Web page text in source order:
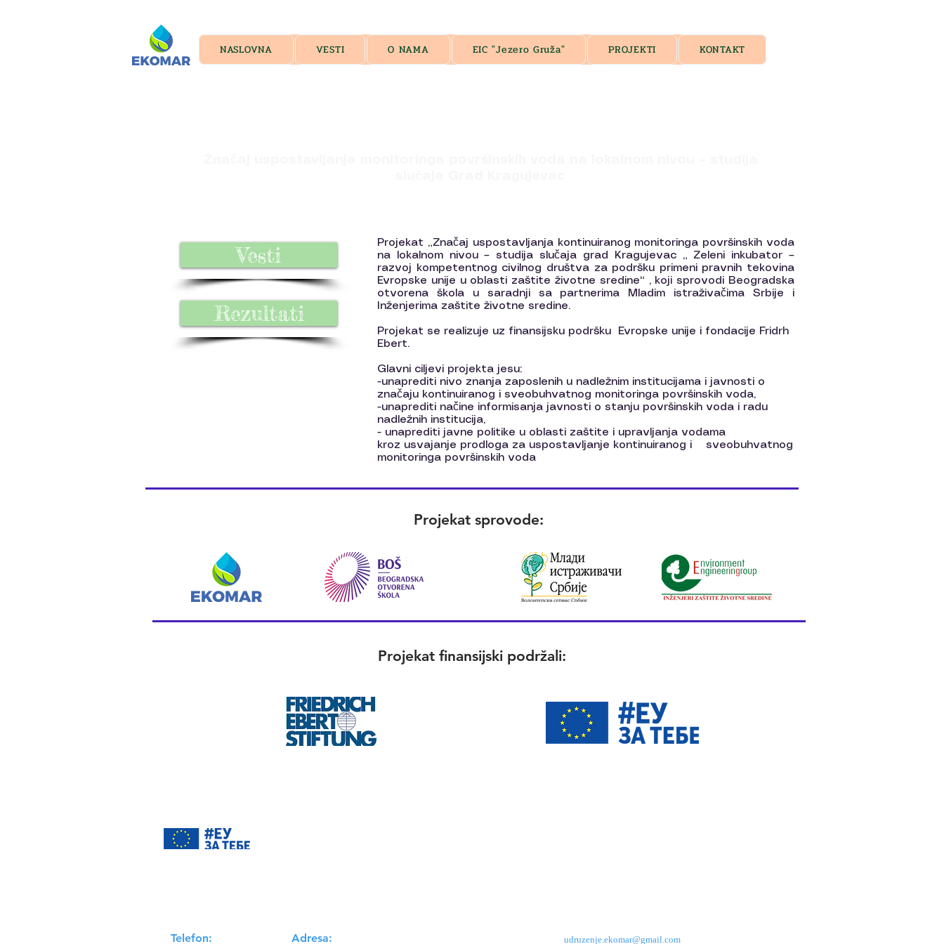
NASLOVNA VESTI O NAMA EIC "Jezero Gruža" PROJEKTI KONTAKT
Vesti
Rezultati
Projekat „Značaj uspostavljanja kontinuiranog monitoringa površinskih voda
na lokalnom nivou – studija slučaja grad Kragujevac „ Zeleni inkubator –
razvoj kompetentnog civilnog društva za podršku primeni pravnih tekovina
Evropske unije u oblasti zaštite životne sredine“ , koji sprovodi Beogradska
otvorena škola u saradnji sa partnerima Mladim istraživačima Srbije i
Inženjerima zaštite životne sredine.
Projekat se realizuje uz finansijsku podršku Evropske unije i fondacije Fridrh
Ebert.
Glavni ciljevi projekta jesu:
-unaprediti nivo znanja zaposlenih u nadležnim institucijama i javnosti o
značaju kontinuiranog i sveobuhvatnog monitoringa površinskih voda,
-unaprediti načine informisanja javnosti o stanju površinskih voda i radu
nadležnih institucija,
- unaprediti javne politike u oblasti zaštite i upravljanja vodama
kroz usvajanje prodloga za uspostavljanje kontinuiranog i sveobuhvatnog
monitoringa površinskih voda
Projekat sprovode:
Projekat finansijski podržali:
udruzenje.ekomar@gmail.com
Telefon: Adresa: